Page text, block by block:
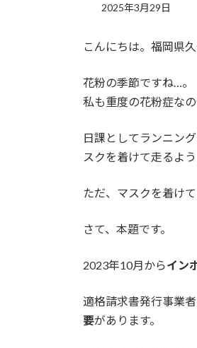
2025年3月29日
こんにちは。福岡県
花粉の季節ですね…。
私も重度の花粉症な
日課としてランニン
スクを着けて走るよう
ただ、マスクを着け
さて、本題です。
2023年10月からイン
適格請求書発行事業
要があります。